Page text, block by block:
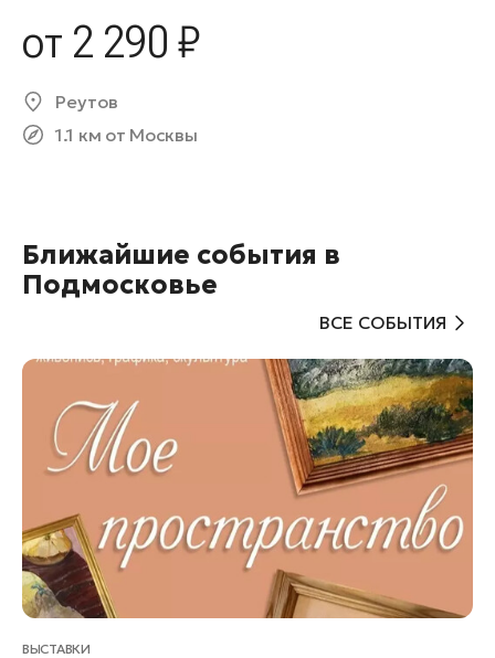
от 2 290 ₽
Реутов
1.1 км от Москвы
Ближайшие события в
Подмосковье
ВСЕ СОБЫТИЯ
ВЫСТАВКИ